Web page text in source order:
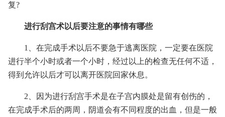
复?
进行刮宫术以后要注意的事情有哪些
1、在完成手术以后不要急于逃离医院，一定要在医院
进行半个小时或者一个小时，经过以上的检查无任何不适，
得到允许以后才可以离开医院回家休息。
2、因为进行刮宫手术是在子宫内膜处是留有创伤的，
在完成手术后的两周，阴道会有不同程度的出血，但是一般